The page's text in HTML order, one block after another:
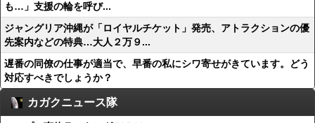
も…」支援の輪を呼び...
ジャングリア沖縄が「ロイヤルチケット」発売、アトラクションの優
先案内などの特典…大人２万９...
遅番の同僚の仕事が適当で、早番の私にシワ寄せがきています。どう
対応すべきでしょうか？
カガクニュース隊